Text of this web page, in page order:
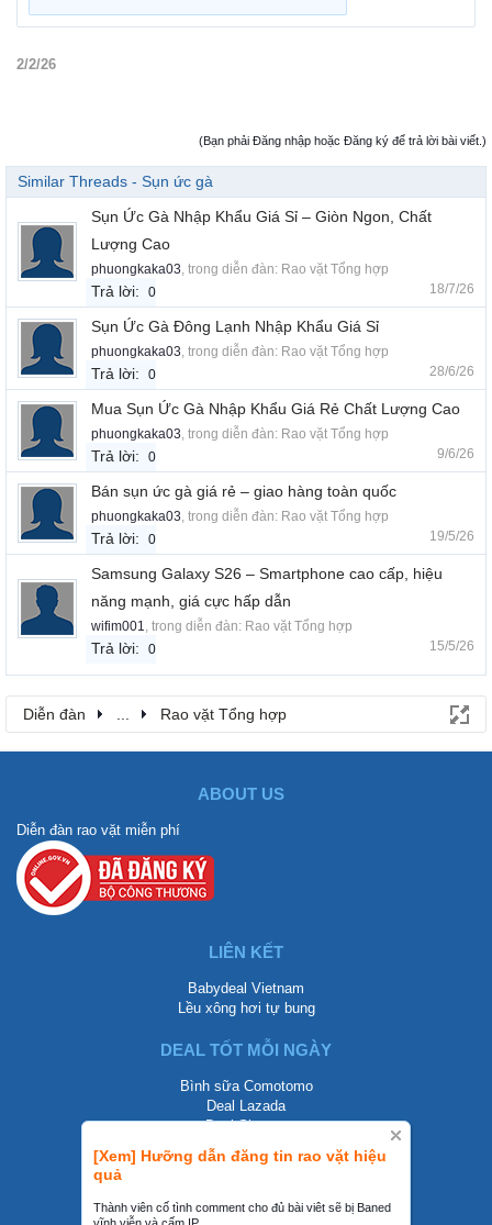
[Xem] Hưỡng dẫn đăng tin rao vặt hiệu
quả
Thành viên cố tình comment cho đủ bài viêt sẽ bị Baned
2/2/26
(Bạn phải Đăng nhập hoặc Đăng ký để trả lời bài viết.)
Similar Threads - Sụn ức gà
Sụn Ức Gà Nhập Khẩu Giá Sỉ – Giòn Ngon, Chất
Lượng Cao
phuongkaka03, trong diễn đàn: Rao vặt Tổng hợp
Trả lời: 0 18/7/26
Sụn Ức Gà Đông Lạnh Nhập Khẩu Giá Sỉ
phuongkaka03, trong diễn đàn: Rao vặt Tổng hợp
Trả lời: 0 28/6/26
Mua Sụn Ức Gà Nhập Khẩu Giá Rẻ Chất Lượng Cao
phuongkaka03, trong diễn đàn: Rao vặt Tổng hợp
Trả lời: 0 9/6/26
Bán sụn ức gà giá rẻ – giao hàng toàn quốc
phuongkaka03, trong diễn đàn: Rao vặt Tổng hợp
Trả lời: 0 19/5/26
Samsung Galaxy S26 – Smartphone cao cấp, hiệu
năng mạnh, giá cực hấp dẫn
wifim001, trong diễn đàn: Rao vặt Tổng hợp
Trả lời: 0 15/5/26
Diễn đàn Rao vặt Tổng hợp
ABOUT US
Diễn đàn rao vặt miễn phí
LIÊN KẾT
Babydeal Vietnam
Lều xông hơi tự bung
DEAL TỐT MỖI NGÀY
Bình sữa Comotomo
Deal Lazada
Deal Shopee
LIÊN HỆ
0858002468